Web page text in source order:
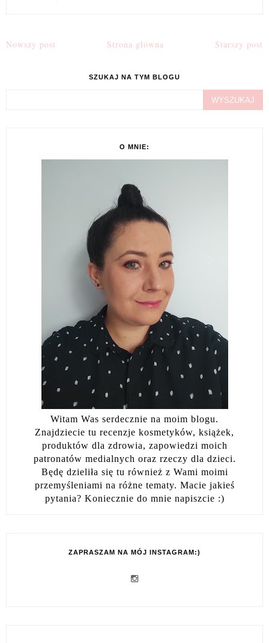
Nowszy post Starszy post
Strona główna
SZUKAJ NA TYM BLOGU
O MNIE:
Witam Was serdecznie na moim blogu.
Znajdziecie tu recenzje kosmetyków, książek,
produktów dla zdrowia, zapowiedzi moich
patronatów medialnych oraz rzeczy dla dzieci.
Będę dzieliła się tu również z Wami moimi
przemyśleniami na różne tematy. Macie jakieś
pytania? Koniecznie do mnie napiszcie :)
ZAPRASZAM NA MÓJ INSTAGRAM:)